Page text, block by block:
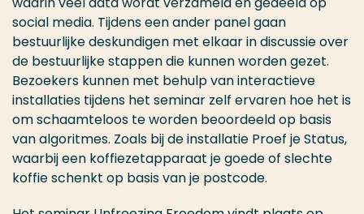
social media. Tijdens een ander panel gaan
bestuurlijke deskundigen met elkaar in discussie over
de bestuurlijke stappen die kunnen worden gezet.
Bezoekers kunnen met behulp van interactieve
installaties tijdens het seminar zelf ervaren hoe het is
om schaamteloos te worden beoordeeld op basis
van algoritmes. Zoals bij de installatie Proef je Status,
waarbij een koffiezetapparaat je goede of slechte
koffie schenkt op basis van je postcode.